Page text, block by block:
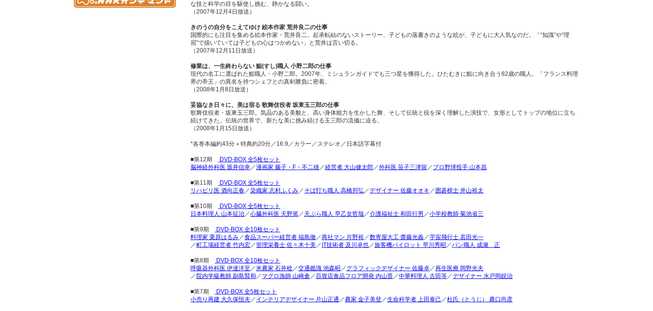
な技と科学の目を駆使し挑む、静かなる闘い。
（2007年12月4日放送）
きのうの自分をこえてゆけ 絵本作家 荒井良二の仕事
国際的にも注目を集める絵本作家・荒井良二。起承転結のないストーリー、子どもの落書きのような絵が、子どもに大人気なのだ。「“知識”や“理
屈”で描いていては子どもの心はつかめない」と荒井は言い切る。
（2007年12月11日放送）
修業は、一生終わらない 鮨(すし)職人 小野二郎の仕事
現代の名工に選ばれた鮨職人・小野二郎。2007年、ミシュランガイドでも三つ星を獲得した。ひたむきに鮨に向き合う82歳の職人。「フランス料理
界の帝王」の異名を持つシェフとの真剣勝負に密着。
（2008年1月8日放送）
妥協なき日々に、美は宿る 歌舞伎役者 坂東玉三郎の仕事
歌舞伎役者・坂東玉三郎。気品のある美貌と、高い身体能力を生かした舞、そして伝統と役を深く理解した演技で、女形としてトップの地位に立ち
続けてきた。伝統の世界で、新たな美に挑み続ける玉三郎の流儀に迫る。
（2008年1月15日放送）
*各巻本編約43分＋特典約20分／16:9／カラー／ステレオ／日本語字幕付
■第12期
DVD-BOX 全5枚セット
脳神経外科医 坂井信幸／漫画家 藤子・F・不二雄／経営者 大山健太郎／外科医 笹子三津留 ／ プロ野球投手 山本昌
■第11期
DVD-BOX 全5枚セット
リハビリ医 酒向正春／染織家 志村ふくみ／ そば打ち職人 高橋邦弘／デザイナー 佐藤オオキ ／ 囲碁棋士 井山裕太
■第10期
DVD-BOX 全5枚セット
日本料理人 山本征治／心臓外科医 天野篤／ 天ぷら職人 早乙女哲哉／介護福祉士 和田行男 ／小学校教師 菊池省三
■第9期
DVD-BOX 全10枚セット
料理家 栗原はるみ／食品スーパー経営者 福島徹／商社マン 片野裕／数寄屋大工 齋藤光義／宇宙飛行士 若田光一
／町工場経営者 竹内宏／管理栄養士 佐々木十美／ IT技術者 及川卓也／旅客機パイロット 早川秀昭 ／パン職人 成瀬 正
■第8期
DVD-BOX 全10枚セット
呼吸器外科医 伊達洋至 ／米農家 石井稔／交通鑑識 池森昭 ／ グラフィックデザイナー 佐藤卓／再生医療 岡野光夫
／ 院内学級教師 副島賢和 ／ マグロ漁師 山崎倉／百貨店食品フロア開発 内山晋／中華料理人 古田等／デザイナー 水戸岡鋭治
■第7期
DVD-BOX 全5枚セット
小売り再建 大久保恒夫 ／ インテリアデザイナー 片山正通 ／ 農家 金子美登／生命科学者 上田泰己 ／杜氏（とうじ） 農口尚彦